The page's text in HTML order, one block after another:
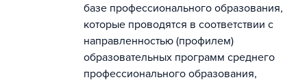
базе профессионального образования,
которые проводятся в соответствии с
направленностью (профилем)
образовательных программ среднего
профессионального образования,